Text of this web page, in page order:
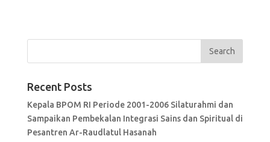
Recent Posts
Kepala BPOM RI Periode 2001-2006 Silaturahmi dan
Sampaikan Pembekalan Integrasi Sains dan Spiritual di
Pesantren Ar-Raudlatul Hasanah